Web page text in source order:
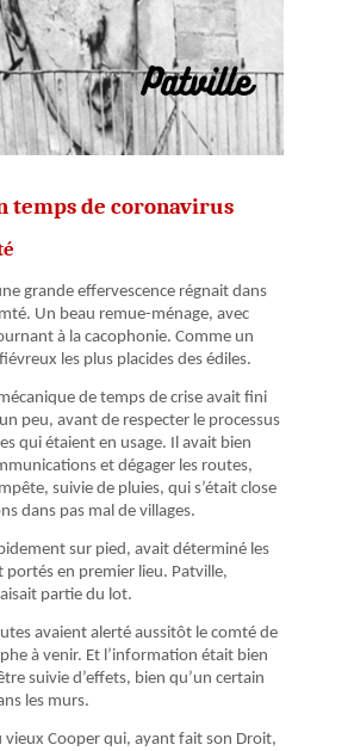
temps de coronavirus
grande effervescence régnait dans
Un beau remue-ménage, avec
à la cacophonie. Comme un
les plus placides des édiles.
de temps de crise avait fini
peu, avant de respecter le processus
qui étaient en usage. Il avait bien
et dégager les routes,
suivie de pluies, qui s’était close
dans pas mal de villages.
sur pied, avait déterminé les
portés en premier lieu. Patville,
partie du lot.
avaient alerté aussitôt le comté de
à venir. Et l’information était bien
suivie d’effets, bien qu’un certain
les murs.
vieux Cooper qui, ayant fait son Droit,